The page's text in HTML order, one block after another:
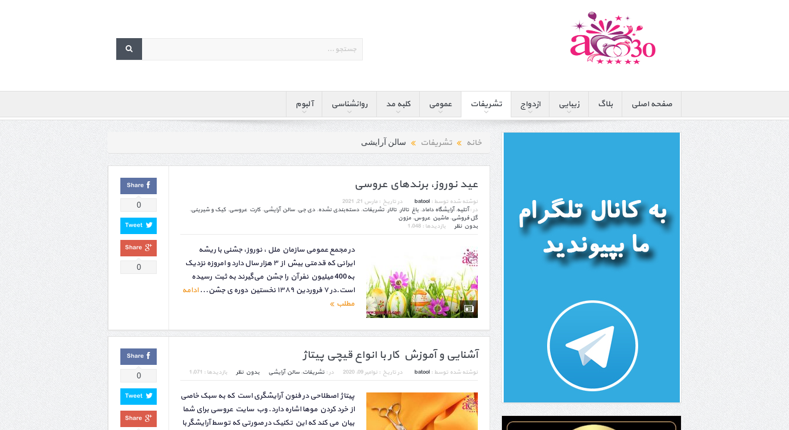
صفحه اصلی بلاگ زیبایی ازدواج تشریفات عمومی کلبه مد روانشناسی آلبوم
خانه تشریفات سالن آرایشی
عید نوروز، برندهای عروسی
نوشته شده توسط : batool در تاریخ : مارس 21, 2021
در :آتلیه,آرایشگاه داماد, باغ تالار, تالار, تشریفات, دسته‌بندی نشده, دی جی,سالن آرایشی, کارت عروسی, کیک و شیرینی,
گل فروشی,ماشین عروس,مزون
بدون نظر
بازدیدها : 1,048
در مجمع عمومی سازمان ملل ، نوروز، جشنی با ریشه
ایرانی که قدمتی بیش از ۳ هزار سال دارد و امروزه نزدیک
به400 میلیون نفر آن را جشن می‌گیرند به ثبت رسیده
است.در ۷ فروردین ۱۳۸۹ نخستین دوره ی جشن...
ادامه
مطلب
Share
0
Tweet
Share
0
آشنایی و آموزش کار با انواع قیچی پیتاژ
نوشته شده توسط : batool در تاریخ : نوامبر 09, 2020 در : تشریفات,سالن آرایشی بدون نظر بازدیدها : 1,071
پیتاژ اصطلاحی در فنون آرایشگری است که به سبک خاصی
از خرد کردن موها اشاره دارد. وب سایت عروسی برای شما
بیان می کند که این تکنیک در صورتی که توسط آرایشگر با
Share
0
Tweet
Share